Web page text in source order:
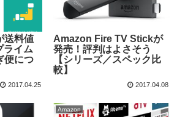
送料値
ライム
便につ
2017.04.25
Amazon Fire TV Stickが
発売！評判はよさそう
【シリーズ／スペック比
較】
2017.04.08
Amazon